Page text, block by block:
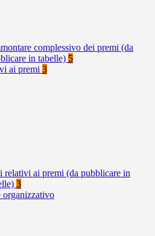
complessivo dei premi (da
in tabelle) 5
ai premi 3
relativi ai premi (da pubblicare in
3
organizzativo